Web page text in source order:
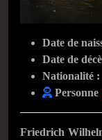
Date de
Date de
Nationalité :
Personne
Friedrich